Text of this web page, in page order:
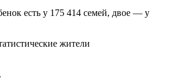
есть у 175 414 семей, двое — у
жители
.